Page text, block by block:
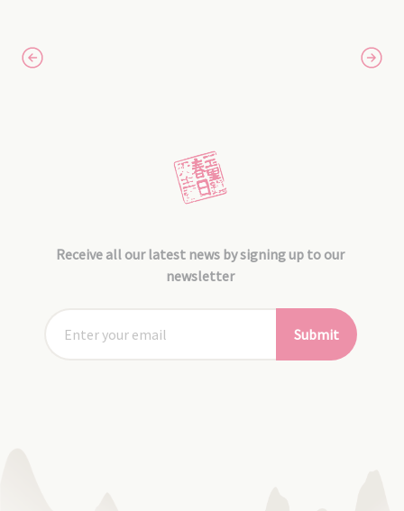
Receive all our latest news by signing up to our
newsletter
Submit